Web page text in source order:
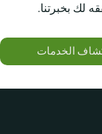
لك بخبرتنا.
الخدمات